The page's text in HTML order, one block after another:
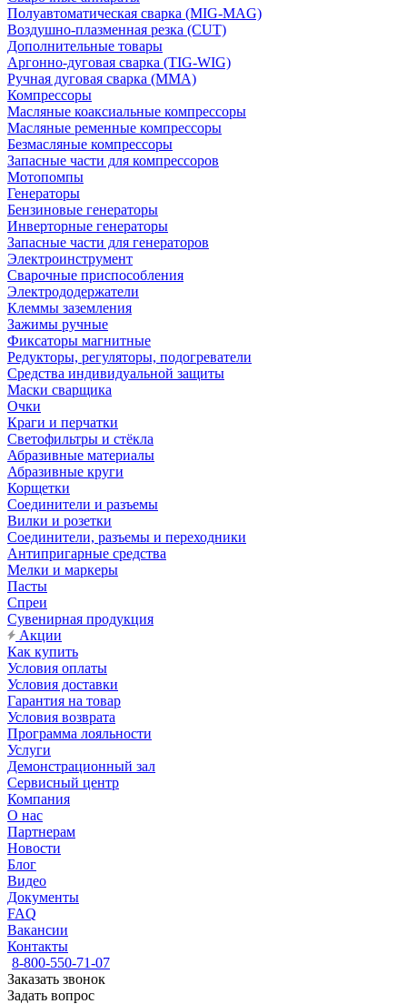
Полуавтоматическая сварка (MIG-MAG)
Воздушно-плазменная резка (CUT)
Дополнительные товары
Аргонно-дуговая сварка (TIG-WIG)
Ручная дуговая сварка (MMA)
Компрессоры
Масляные коаксиальные компрессоры
Масляные ременные компрессоры
Безмасляные компрессоры
Запасные части для компрессоров
Мотопомпы
Генераторы
Бензиновые генераторы
Инверторные генераторы
Запасные части для генераторов
Электроинструмент
Сварочные приспособления
Электрододержатели
Клеммы заземления
Зажимы ручные
Фиксаторы магнитные
Редукторы, регуляторы, подогреватели
Средства индивидуальной защиты
Маски сварщика
Очки
Краги и перчатки
Светофильтры и стёкла
Абразивные материалы
Абразивные круги
Корщетки
Соединители и разъемы
Вилки и розетки
Соединители, разъемы и переходники
Антипригарные средства
Мелки и маркеры
Пасты
Спреи
Сувенирная продукция
Акции
Как купить
Условия оплаты
Условия доставки
Гарантия на товар
Условия возврата
Программа лояльности
Услуги
Демонстрационный зал
Сервисный центр
Компания
О нас
Партнерам
Новости
Блог
Видео
Документы
FAQ
Вакансии
Контакты
8-800-550-71-07
Заказать звонок
Задать вопрос